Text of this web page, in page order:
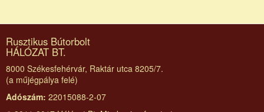
Rusztikus Bútorbolt
HÁLÓZAT BT.
8000 Székesfehérvár, Raktár utca 8205/7.
(a műjégpálya felé)
Adószám: 22015088-2-07